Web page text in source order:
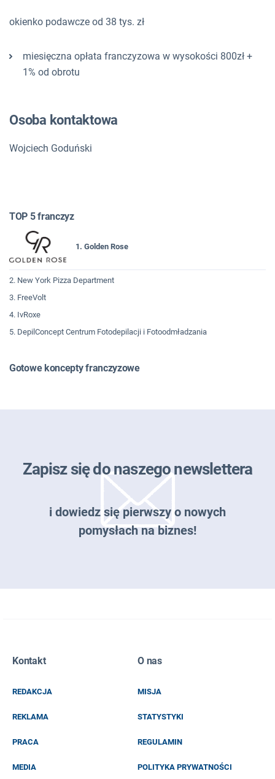
okienko podawcze od 38 tys. zł
miesięczna opłata franczyzowa w wysokości 800zł +
1% od obrotu
Osoba kontaktowa
Wojciech Goduński
TOP 5 franczyz
1. Golden Rose
2. New York Pizza Department
3. FreeVolt
4. IvRoxe
5. DepilConcept Centrum Fotodepilacji i Fotoodmładzania
Gotowe koncepty franczyzowe
Zapisz się do naszego newslettera
i dowiedz się pierwszy o nowych
pomysłach na biznes!
EMAIL
Kontakt
REDAKCJA
REKLAMA
PRACA
MEDIA
O nas
MISJA
STATYSTYKI
REGULAMIN
POLITYKA PRYWATNOŚCI